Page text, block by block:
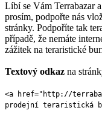
Líbí se Vám Terrabazar
prosím, podpořte nás
stránky. Podpoříte tak
případě, že nemáte
zážitek na teraristické
Textový odkaz na
<a href="http://
prodejní teraristická